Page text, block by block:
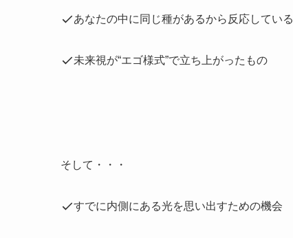
あなたの中に同じ種があるから反応している
未来視が“エゴ様式”で立ち上がったもの
そして・・・
すでに内側にある光を思い出すための機会